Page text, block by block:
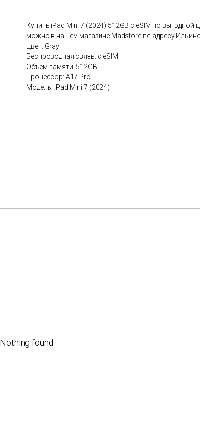
Купить iPad Mini 7 (2024) 512GB с eSIM по выгодной
можно в нашем магазине Madstore по адресу
Цвет: Gray
Беспроводная связь: c eSIM
Объем памяти: 512GB
Процессор: A17 Pro
Модель: iPad Mini 7 (2024)
Nothing found